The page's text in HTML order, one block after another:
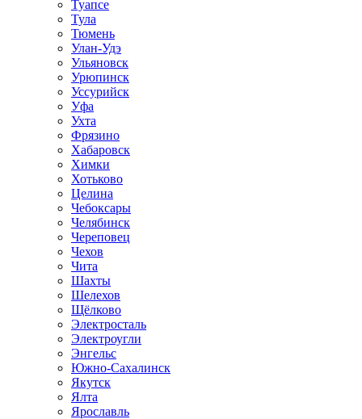
Туапсе
Тула
Тюмень
Улан-Удэ
Ульяновск
Урюпинск
Уссурийск
Уфа
Ухта
Фрязино
Хабаровск
Химки
Хотьково
Целина
Чебоксары
Челябинск
Череповец
Чехов
Чита
Шахты
Шелехов
Щёлково
Электросталь
Электроугли
Энгельс
Южно-Сахалинск
Якутск
Ялта
Ярославль